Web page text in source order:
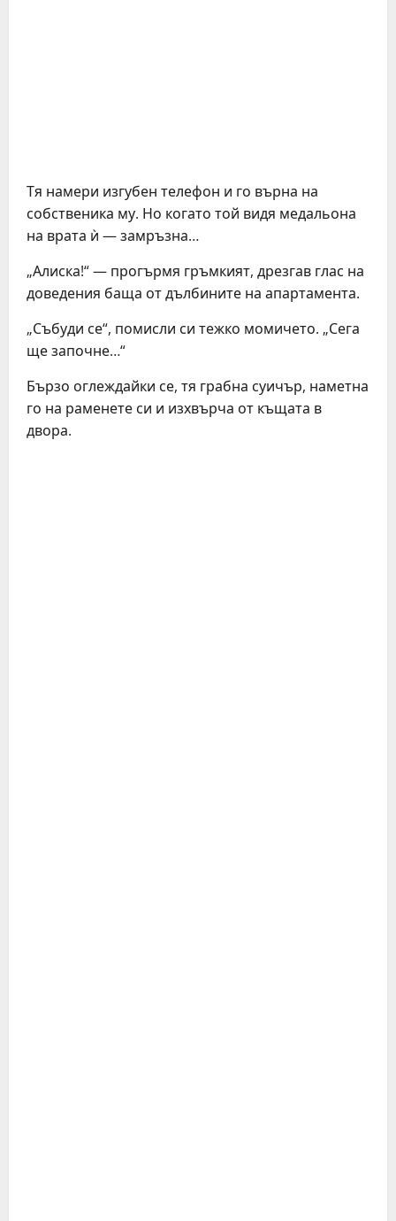
Тя намери изгубен телефон и го върна на
собственика му. Но когато той видя медальона
на врата ѝ — замръзна…
„Алиска!“ — прогърмя гръмкият, дрезгав глас на
доведения баща от дълбините на апартамента.
„Събуди се“, помисли си тежко момичето. „Сега
ще започне…“
Бързо оглеждайки се, тя грабна суичър, наметна
го на раменете си и изхвърча от къщата в
двора.